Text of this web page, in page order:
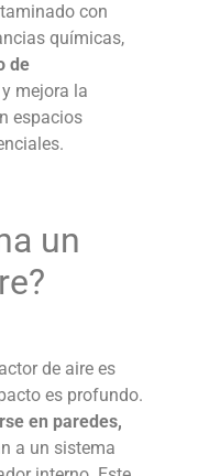
con
químicas,
de
y mejora la
espacios
un
?
de aire es
es profundo.
en paredes,
a un sistema